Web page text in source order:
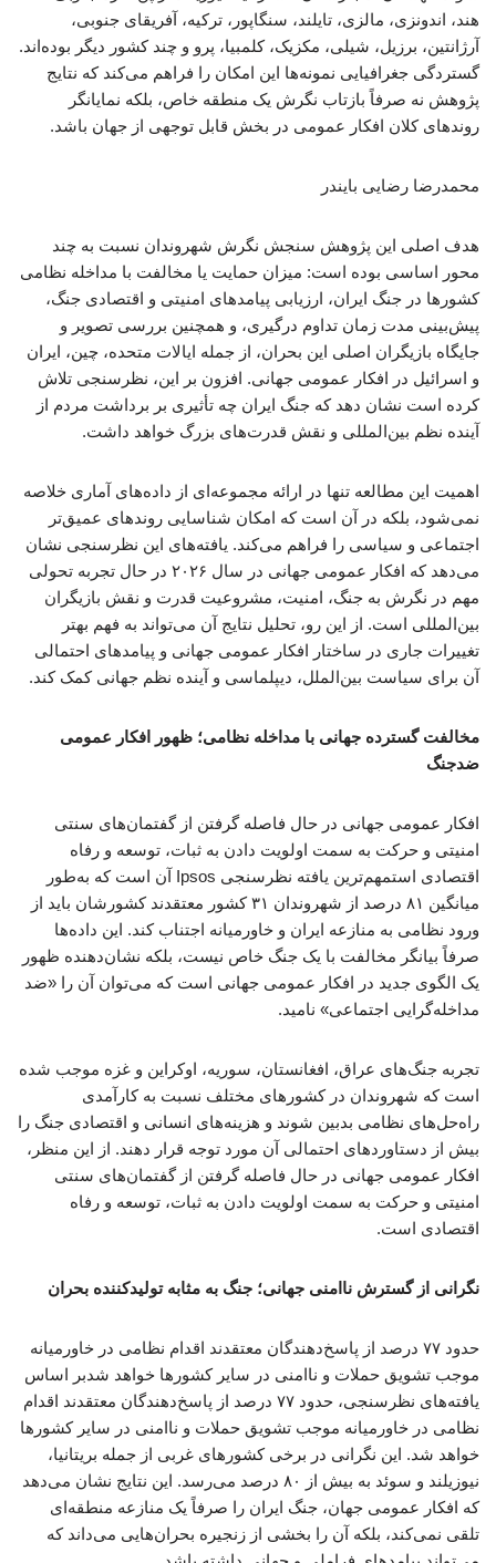
هند، اندونزی، مالزی، تایلند، سنگاپور، ترکیه، آفریقای جنوبی،
آرژانتین، برزیل، شیلی، مکزیک، کلمبیا، پرو و چند کشور دیگر بوده‌اند.
گستردگی جغرافیایی نمونه‌ها این امکان را فراهم می‌کند که نتایج
پژوهش نه صرفاً بازتاب نگرش یک منطقه خاص، بلکه نمایانگر
روندهای کلان افکار عمومی در بخش قابل توجهی از جهان باشد.
محمدرضا رضایی بایندر
هدف اصلی این پژوهش سنجش نگرش شهروندان نسبت به چند
محور اساسی بوده است: میزان حمایت یا مخالفت با مداخله نظامی
کشورها در جنگ ایران، ارزیابی پیامدهای امنیتی و اقتصادی جنگ،
پیش‌بینی مدت زمان تداوم درگیری، و همچنین بررسی تصویر و
جایگاه بازیگران اصلی این بحران، از جمله ایالات متحده، چین، ایران
و اسرائیل در افکار عمومی جهانی. افزون بر این، نظرسنجی تلاش
کرده است نشان دهد که جنگ ایران چه تأثیری بر برداشت مردم از
آینده نظم بین‌المللی و نقش قدرت‌های بزرگ خواهد داشت.
اهمیت این مطالعه تنها در ارائه مجموعه‌ای از داده‌های آماری خلاصه
نمی‌شود، بلکه در آن است که امکان شناسایی روندهای عمیق‌تر
اجتماعی و سیاسی را فراهم می‌کند. یافته‌های این نظرسنجی نشان
می‌دهد که افکار عمومی جهانی در سال ۲۰۲۶ در حال تجربه تحولی
مهم در نگرش به جنگ، امنیت، مشروعیت قدرت و نقش بازیگران
بین‌المللی است. از این رو، تحلیل نتایج آن می‌تواند به فهم بهتر
تغییرات جاری در ساختار افکار عمومی جهانی و پیامدهای احتمالی
آن برای سیاست بین‌الملل، دیپلماسی و آینده نظم جهانی کمک کند.
مخالفت گسترده جهانی با مداخله نظامی؛ ظهور افکار عمومی
ضدجنگ
افکار عمومی جهانی در حال فاصله گرفتن از گفتمان‌های سنتی
امنیتی و حرکت به سمت اولویت دادن به ثبات، توسعه و رفاه
اقتصادی استمهم‌ترین یافته نظرسنجی Ipsos آن است که به‌طور
میانگین ۸۱ درصد از شهروندان ۳۱ کشور معتقدند کشورشان باید از
ورود نظامی به منازعه ایران و خاورمیانه اجتناب کند. این داده‌ها
صرفاً بیانگر مخالفت با یک جنگ خاص نیست، بلکه نشان‌دهنده ظهور
یک الگوی جدید در افکار عمومی جهانی است که می‌توان آن را «ضد
مداخله‌گرایی اجتماعی» نامید.
تجربه جنگ‌های عراق، افغانستان، سوریه، اوکراین و غزه موجب شده
است که شهروندان در کشورهای مختلف نسبت به کارآمدی
راه‌حل‌های نظامی بدبین شوند و هزینه‌های انسانی و اقتصادی جنگ را
بیش از دستاوردهای احتمالی آن مورد توجه قرار دهند. از این منظر،
افکار عمومی جهانی در حال فاصله گرفتن از گفتمان‌های سنتی
امنیتی و حرکت به سمت اولویت دادن به ثبات، توسعه و رفاه
اقتصادی است.
نگرانی از گسترش ناامنی جهانی؛ جنگ به مثابه تولیدکننده بحران
حدود ۷۷ درصد از پاسخ‌دهندگان معتقدند اقدام نظامی در خاورمیانه
موجب تشویق حملات و ناامنی در سایر کشورها خواهد شدبر اساس
یافته‌های نظرسنجی، حدود ۷۷ درصد از پاسخ‌دهندگان معتقدند اقدام
نظامی در خاورمیانه موجب تشویق حملات و ناامنی در سایر کشورها
خواهد شد. این نگرانی در برخی کشورهای غربی از جمله بریتانیا،
نیوزیلند و سوئد به بیش از ۸۰ درصد می‌رسد. این نتایج نشان می‌دهد
که افکار عمومی جهان، جنگ ایران را صرفاً یک منازعه منطقه‌ای
تلقی نمی‌کند، بلکه آن را بخشی از زنجیره بحران‌هایی می‌داند که